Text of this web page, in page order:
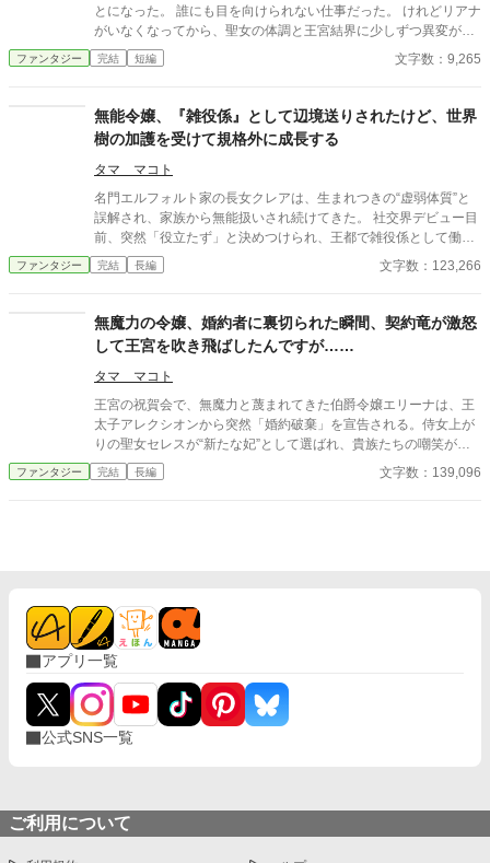
とになった。 誰にも目を向けられない仕事だった。 けれどリアナ
がいなくなってから、聖女の体調と王宮結界に少しずつ異変が起
こり始める。 そんな中、王都の薬草店に戻ったリアナのもとへ、
隣国ルフェル薬師院の調査官が訪ねてきて――。
ファンタジー 完結 短編 文字数：9,265
無能令嬢、『雑役係』として辺境送りされたけど、世界
樹の加護を受けて規格外に成長する
タマ マコト
名門エルフォルト家の長女クレアは、生まれつきの“虚弱体質”と
誤解され、家族から無能扱いされ続けてきた。 社交界デビュー目
前、突然「役立たず」と決めつけられ、王都で雑役係として働く
名目で辺境へ追放される。 孤独と諦めを抱えたまま向かった辺境
の村フィルナで、クレアは自分の体調がなぜか安定し、壊れた道
す“奇妙な変化”に気づく。 そしてある夜、瘴気に満ちた森の奥か
ら呼び寄せられるように、一人で足を踏み入れた彼女は、朽ち
た“世界樹の分枝”と出会い、自分が世界樹の血を引く“末裔”である
ことを知る——。 追放されたはずの少女が、世界を動かす存在へ
覚醒する始まりの物語。
ファンタジー 完結 長編 文字数：123,266
無魔力の令嬢、婚約者に裏切られた瞬間、契約竜が激怒
して王宮を吹き飛ばしたんですが……
タマ マコト
王宮の祝賀会で、無魔力と蔑まれてきた伯爵令嬢エリーナは、王
太子アレクシオンから突然「婚約破棄」を宣告される。侍女上が
りの聖女セレスが“新たな妃”として選ばれ、貴族たちの嘲笑がエ
リーナを包む。絶望に胸が沈んだ瞬間、彼女の奥底で眠ってい
た“竜との契約”が目を覚まし、空から白銀竜アークヴァンが降
ファンタジー 完結 長編 文字数：139,096
アプリ一覧
公式SNS一覧
ご利用について